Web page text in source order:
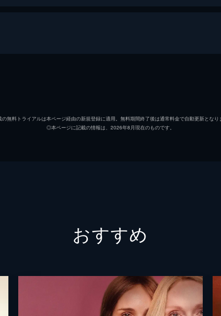
エレナ・フッド
サンディ・カーヴァー
ケイテ
ヘン
無料トライアルは本ページ経由の新規登録に適用。無料期間終了後は通常料金で自動更新となり
◎本ページに記載の情報は、2026年8月現在のものです。
おすすめ